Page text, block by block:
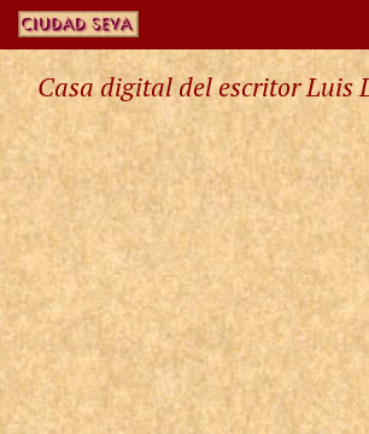
Casa digital del escritor Luis